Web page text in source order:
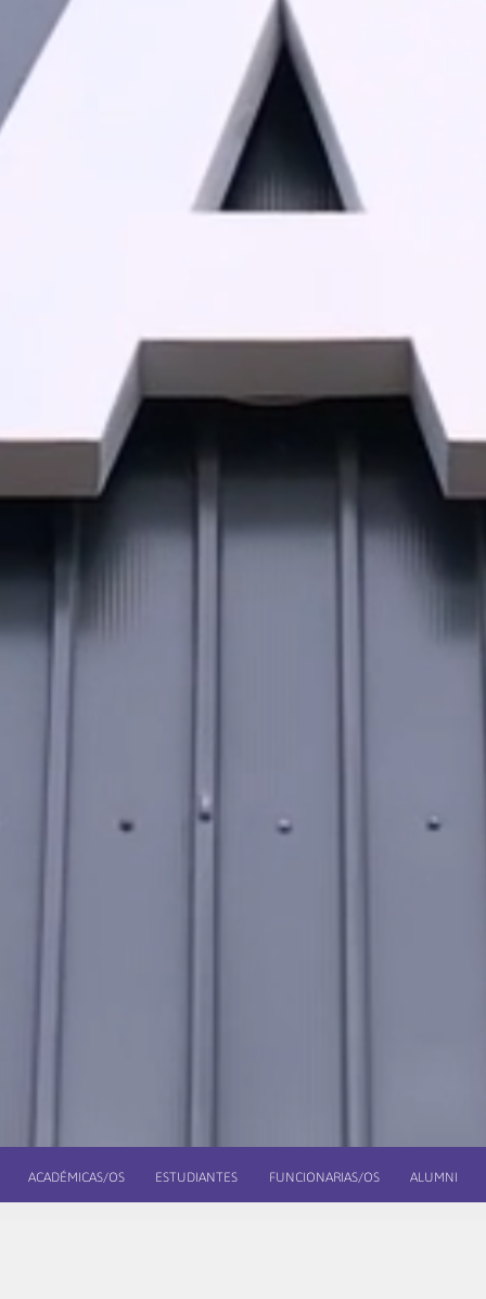
ACADÉMICAS/OS ESTUDIANTES FUNCIONARIAS/OS ALUMNI